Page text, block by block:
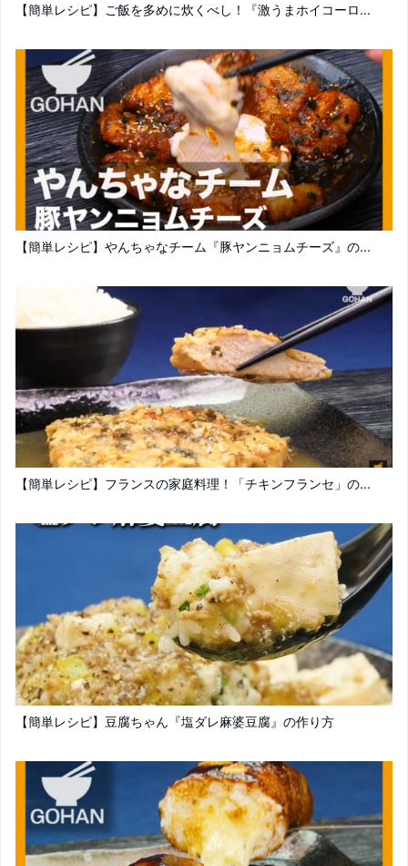
【簡単レシピ】ご飯を多めに炊くべし！『激うまホイコーロ...
【簡単レシピ】やんちゃなチーム『豚ヤンニョムチーズ』の...
【簡単レシピ】フランスの家庭料理！「チキンフランセ」の...
【簡単レシピ】豆腐ちゃん『塩ダレ麻婆豆腐』の作り方